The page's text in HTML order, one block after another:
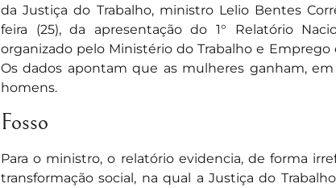
da Justiça do Trabalho, ministro Lelio Bentes
feira (25), da apresentação do 1° Relatório
organizado pelo Ministério do Trabalho e
Os dados apontam que as mulheres ganham,
homens.
Fosso
Para o ministro, o relatório evidencia, de forma
transformação social, na qual a Justiça do